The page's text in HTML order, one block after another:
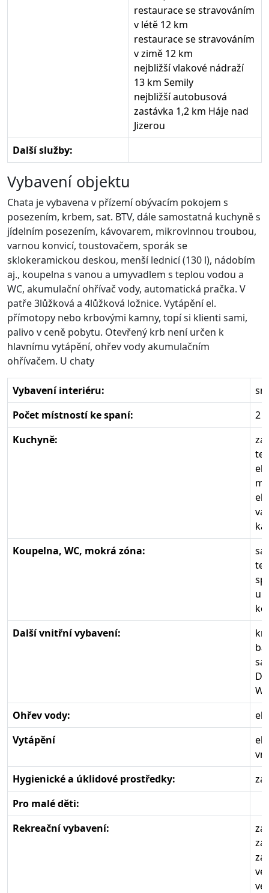
restaurace se stravováním
v létě 12 km
restaurace se stravováním
v zimě 12 km
nejbližší vlakové nádraží
13 km Semily
nejbližší autobusová
zastávka 1,2 km Háje nad
Jizerou
Další služby:
Vybavení objektu
Chata je vybavena v přízemí obývacím pokojem s
posezením, krbem, sat. BTV, dále samostatná kuchyně s
jídelním posezením, kávovarem, mikrovlnnou troubou,
varnou konvicí, toustovačem, sporák se
sklokeramickou deskou, menší lednicí (130 l), nádobím
aj., koupelna s vanou a umyvadlem s teplou vodou a
WC, akumulační ohřívač vody, automatická pračka. V
patře 3lůžková a 4lůžková ložnice. Vytápění el.
přímotopy nebo krbovými kamny, topí si klienti sami,
palivo v ceně pobytu. Otevřený krb není určen k
hlavnímu vytápění, ohřev vody akumulačním
ohřívačem. U chaty
Vybavení interiéru:
Počet místností ke spaní:
2
Kuchyně:
el.
el.
Koupelna, WC, mokrá zóna:
Další vnitřní vybavení:
Ohřev vody:
Vytápění
Hygienické a úklidové prostředky:
Pro malé děti:
Rekreační vybavení: